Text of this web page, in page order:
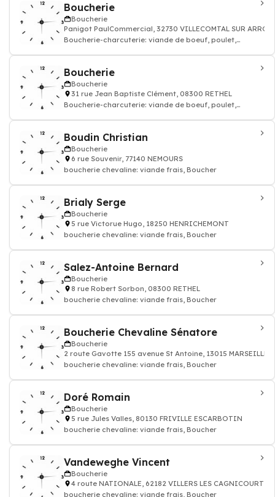
Boucherie
Boucherie
Panigot PaulCommercial, 32730 VILLECOMTAL SUR ARROS
Boucherie-charcuterie: viande de boeuf, poulet,
Boucherie
Boucherie
31 rue Jean Baptiste Clément, 08300 RETHEL
Boucherie-charcuterie: viande de boeuf, poulet,
Boudin Christian
Boucherie
6 rue Souvenir, 77140 NEMOURS
boucherie chevaline: viande frais, Boucher
Brialy Serge
Boucherie
5 rue Victorue Hugo, 18250 HENRICHEMONT
boucherie chevaline: viande frais, Boucher
Salez-Antoine Bernard
Boucherie
8 rue Robert Sorbon, 08300 RETHEL
boucherie chevaline: viande frais, Boucher
Boucherie Chevaline Sénatore
Boucherie
2 route Gavotte 155 avenue St Antoine, 13015 MARSEILLE
boucherie chevaline: viande frais, Boucher
Doré Romain
Boucherie
5 rue Jules Valles, 80130 FRIVILLE ESCARBOTIN
boucherie chevaline: viande frais, Boucher
Vandeweghe Vincent
Boucherie
4 route NATIONALE, 62182 VILLERS LES CAGNICOURT
boucherie chevaline: viande frais, Boucher